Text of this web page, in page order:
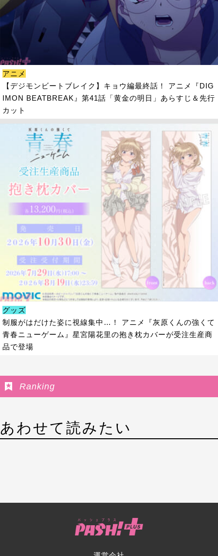
アニメ
【デジモンビートブレイク】キョウ編最終話！ アニメ『DIG
IMON BEATBREAK』第41話「黄金の明日」あらすじ＆先行
カット
グッズ
制服がはだけた姿に視線集中…！ アニメ『灰原くんの強くて
青春ニューゲーム』星宮陽花里の抱き枕カバーが受注生産商
品で登場
Ranking
あわせて読みたい